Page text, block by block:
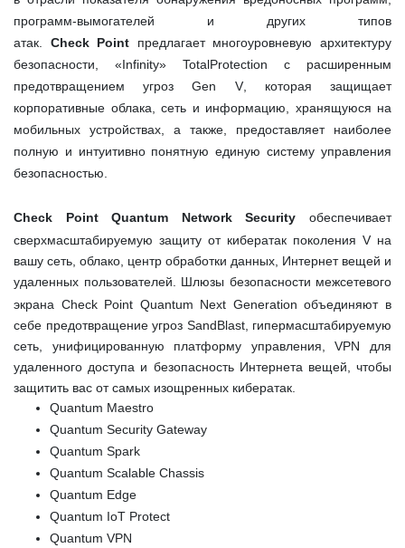
программ-вымогателей и других типов
атак.
Check Point
предлагает многоуровневую архитектуру
безопасности, «Infinity» TotalProtection
с расширенным
предотвращением угроз
Gen V, которая защищает
корпоративные облака, сеть и информацию, хранящуюся на
мобильных устройствах, а также, предоставляет наиболее
полную и интуитивно понятную единую систему управления
безопасностью.
Check Point Quantum Network Security
обеспечивает
сверхмасштабируемую защиту от кибератак поколения V на
вашу сеть, облако, центр обработки данных, Интернет вещей и
удаленных пользователей.
Шлюзы безопасности межсетевого
экрана Check Point Quantum Next Generation объединяют в
себе предотвращение угроз SandBlast, гипермасштабируемую
сеть, унифицированную платформу управления,
VPN
для
удаленного доступа и безопасность Интернета вещей, чтобы
защитить вас от самых изощренных кибератак.
Quantum Maestro
Quantum Security Gateway
Quantum Spark
Quantum Scalable Chassis
Quantum Edge
Quantum IoT Protect
Quantum VPN